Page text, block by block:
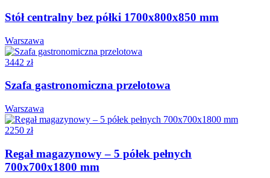
Stół centralny bez półki 1700x800x850 mm
Warszawa
3442 zł
Szafa gastronomiczna przelotowa
Warszawa
2250 zł
Regał magazynowy – 5 półek pełnych
700x700x1800 mm